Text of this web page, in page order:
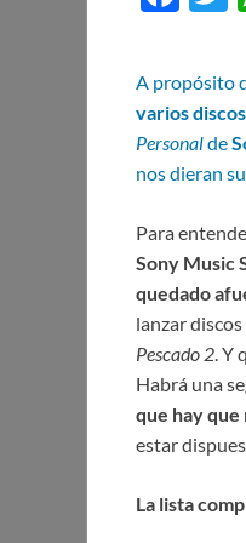
e
b
o
o
k
A propósito
varios
Personalde
nos dieran su
Para
Sony Music
quedado
lanzar
Pescado 2. Y
Habrá una
que hay que
estar
La lista